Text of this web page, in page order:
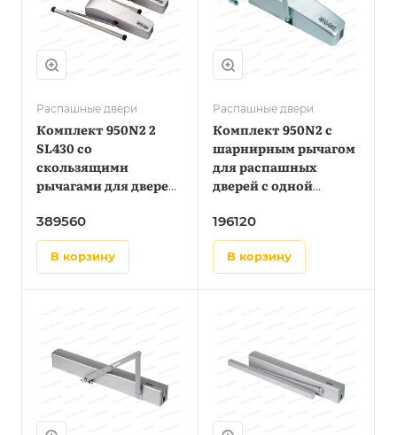
Распашные двери
Комплект 950N2 2
SL430 со
скользящими
рычагами для дверей
1,4 метра
389560
в корзину
Распашные двери
Комплект 950N2 с
шарнирным рычагом
для распашных
дверей с одной
196120
в корзину